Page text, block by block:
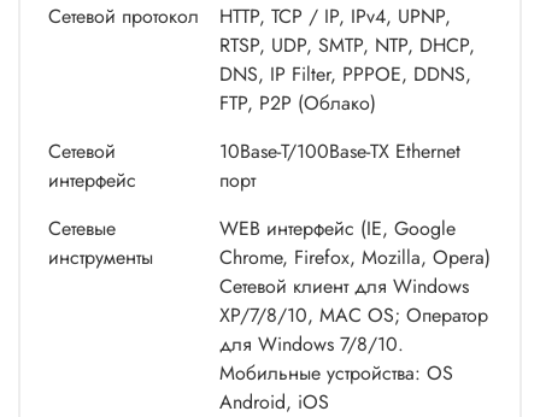
Сетевой протокол
HTTP, TCP / IP, IPv4, UPNP,
RTSP, UDP, SMTP, NTP, DHCP,
DNS, IP Filter, PPPOE, DDNS,
FTP, P2P (Облако)
Сетевой
интерфейс
10Base-T/100Base-TX Ethernet
порт
Сетевые
инструменты
WEB интерфейс (IE, Google
Сhrome, Firefox, Mozilla, Opera)
Сетевой клиент для Windows
XP/7/8/10, MAC OS; Оператор
для Windows 7/8/10.
Мобильные устройства: ОS
Android, iОS